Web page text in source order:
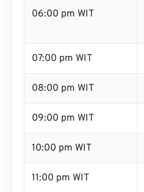
05:00 pm WIT
07:00 pm WIT
08:00 pm WIT
09:00 pm WIT
10:00 pm WIT